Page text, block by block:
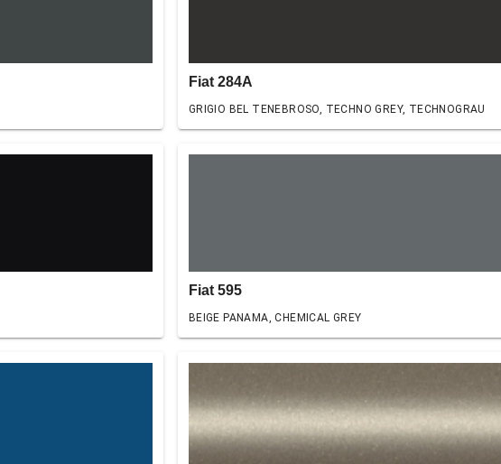
Fiat 284A
GRIGIO BEL TENEBROSO, TECHNO GREY, TECHNOGRAU
Fiat 595
BEIGE PANAMA, CHEMICAL GREY